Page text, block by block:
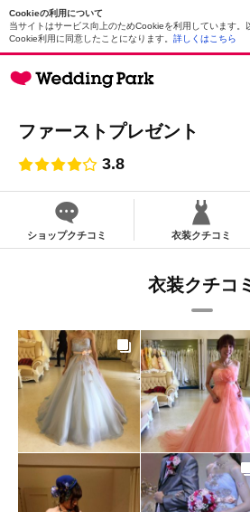
Cookieの利用について
当サイトはサービス向上のためCookieを利用しています。
Cookie利用に同意したことになります。 詳しくはこちら
ファーストプレゼント
3.8
ショップクチコミ 衣装クチコミ
衣装クチコ